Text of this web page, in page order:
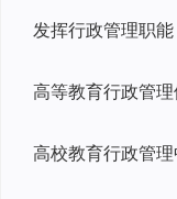
发挥行政管理职
高等教育行政管
高校教育行政管